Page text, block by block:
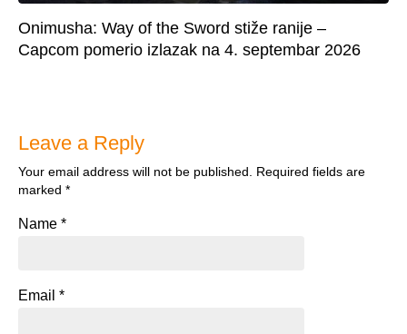
Onimusha: Way of the Sword stiže ranije –
Capcom pomerio izlazak na 4. septembar 2026
Leave a Reply
Your email address will not be published. Required fields are
marked *
Name *
Email *